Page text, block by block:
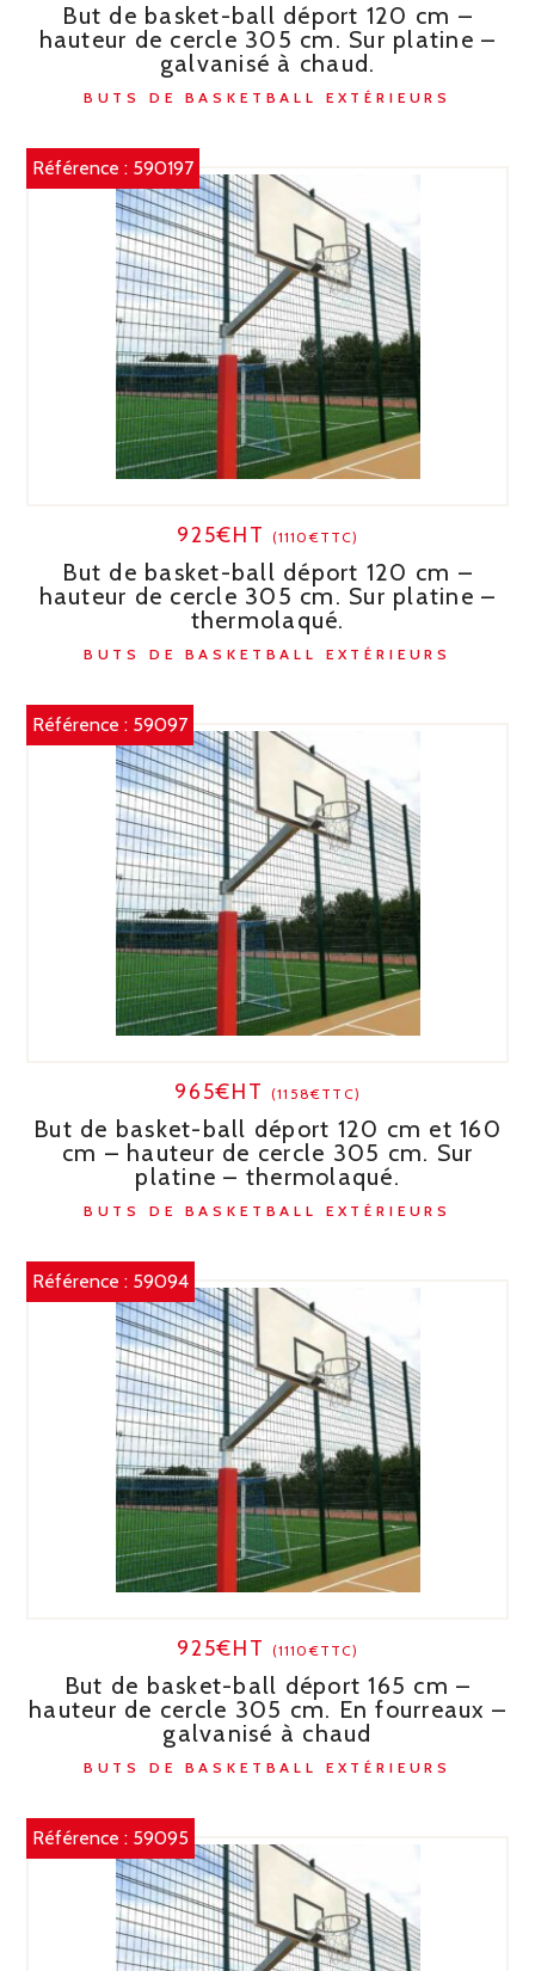
But de basket-ball déport 120 cm –
hauteur de cercle 305 cm. Sur platine –
galvanisé à chaud.
BUTS DE BASKETBALL EXTÉRIEURS
Référence : 590197
925€HT (1110€TTC)
But de basket-ball déport 120 cm –
hauteur de cercle 305 cm. Sur platine –
thermolaqué.
BUTS DE BASKETBALL EXTÉRIEURS
Référence : 59097
965€HT (1158€TTC)
But de basket-ball déport 120 cm et 160
cm – hauteur de cercle 305 cm. Sur
platine – thermolaqué.
BUTS DE BASKETBALL EXTÉRIEURS
Référence : 59094
925€HT (1110€TTC)
But de basket-ball déport 165 cm –
hauteur de cercle 305 cm. En fourreaux –
galvanisé à chaud
BUTS DE BASKETBALL EXTÉRIEURS
Référence : 59095